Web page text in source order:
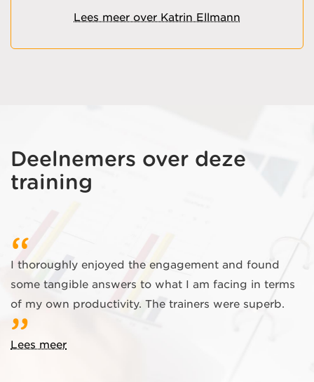
Lees meer over Katrin Ellmann
Deelnemers over deze
training
I thoroughly enjoyed the engagement and found
some tangible answers to what I am facing in terms
of my own productivity. The trainers were superb.
Lees meer